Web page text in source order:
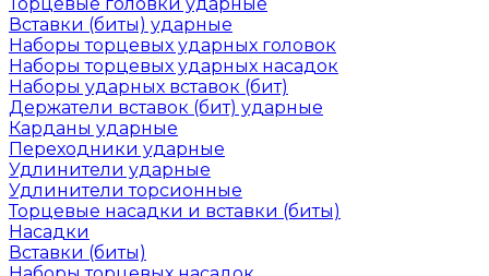
Вставки (биты) ударные
Наборы торцевых ударных головок
Наборы торцевых ударных насадок
Наборы ударных вставок (бит)
Держатели вставок (бит) ударные
Карданы ударные
Переходники ударные
Удлинители ударные
Удлинители торсионные
Торцевые насадки и вставки (биты)
Насадки
Вставки (биты)